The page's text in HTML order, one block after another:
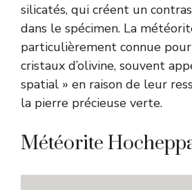
silicatés, qui créent un
dans le spécimen. La
particulièrement connue
cristaux d’olivine, souvent
spatial » en raison de leur
la pierre précieuse verte.
Météorite